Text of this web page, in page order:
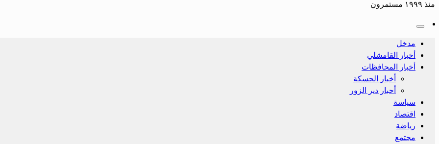
منذ ١٩٩٩ مستمرون
مدخل
أخبار القامشلي
أخبار المحافظات
أخبار الحسكة
أحبار دير الزور
سياسة
اقتصاد
رياضة
مجتمع